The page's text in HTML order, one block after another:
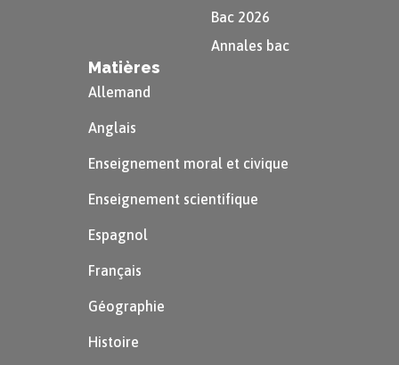
Bac 2026
Annales bac
Matières
Allemand
Anglais
Enseignement moral et civique
Enseignement scientifique
Espagnol
Français
Géographie
Histoire